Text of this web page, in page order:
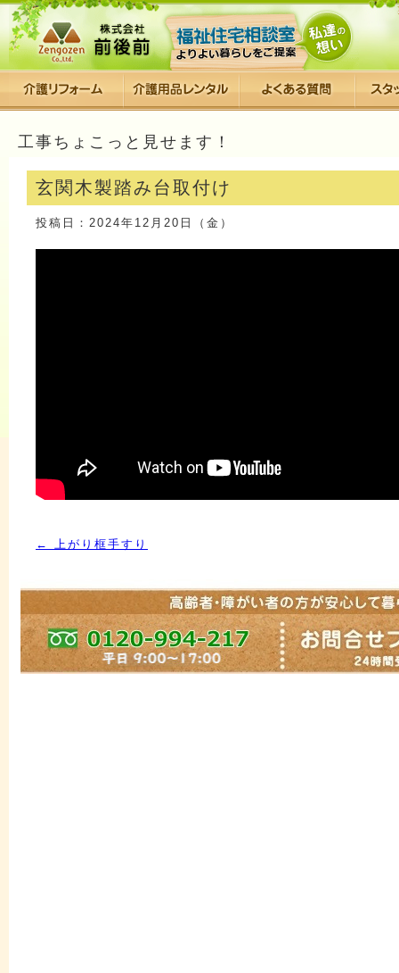
工事ちょこっと見せます！
玄関木製踏み台取付け
投稿日：2024年12月20日（金）
← 上がり框手すり